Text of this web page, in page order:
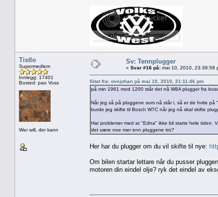
Tistlo
Supermedlem
Innlegg: 17401
Bosted: pao Voss
Wer will, der kann
Sv: Tennplugger
« Svar #16 på: mai 10, 2010, 23:39:58
Sitat fra: ovejohan på mai 10, 2010, 21:11:46 pm
på min 1961 mod 1200 står det nå W8A plugger fra
Når jeg så på pluggene som nå står i, så er de hvite på
burde jeg skifte til Bosch W7C når jeg nå skal skifte
Har problemer med at "Edna" ikke bil starte hele tiden.
det være noe mer enn pluggene tro?
Her har du plugger om du vil skifte til nye:
Om bilen startar lettare når du pusser
motoren din eindel olje? ryk det eindel av